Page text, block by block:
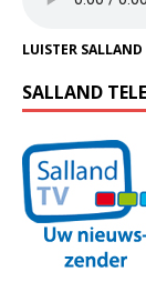
LUISTER
SALLAND